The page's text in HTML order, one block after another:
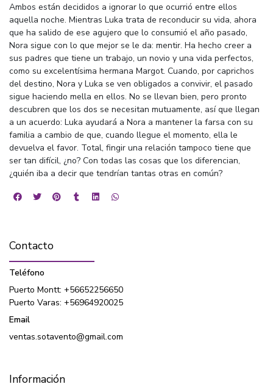
Ambos están decididos a ignorar lo que ocurrió entre ellos
aquella noche. Mientras Luka trata de reconducir su vida, ahora
que ha salido de ese agujero que lo consumió el año pasado,
Nora sigue con lo que mejor se le da: mentir. Ha hecho creer a
sus padres que tiene un trabajo, un novio y una vida perfectos,
como su excelentísima hermana Margot. Cuando, por caprichos
del destino, Nora y Luka se ven obligados a convivir, el pasado
sigue haciendo mella en ellos. No se llevan bien, pero pronto
descubren que los dos se necesitan mutuamente, así que llegan
a un acuerdo: Luka ayudará a Nora a mantener la farsa con su
familia a cambio de que, cuando llegue el momento, ella le
devuelva el favor. Total, fingir una relación tampoco tiene que
ser tan difícil, ¿no? Con todas las cosas que los diferencian,
¿quién iba a decir que tendrían tantas otras en común?
Contacto
Teléfono
Puerto Montt: +56652256650
Puerto Varas: +56964920025
Email
ventas.sotavento@gmail.com
Información